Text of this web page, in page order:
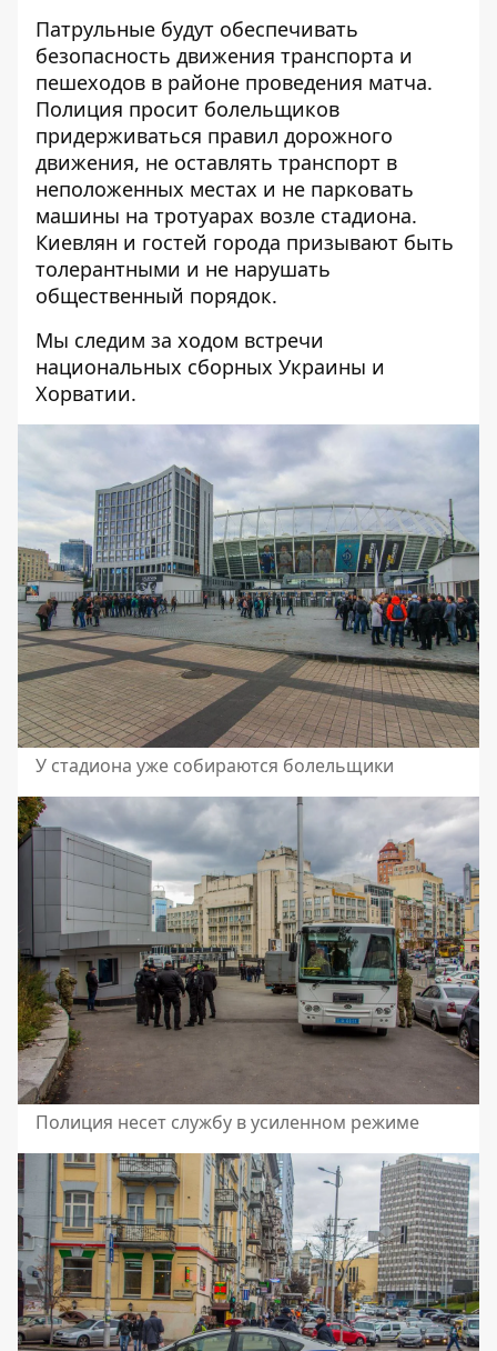
Патрульные будут обеспечивать
безопасность движения транспорта и
пешеходов в районе проведения матча.
Полиция просит болельщиков
придерживаться правил дорожного
движения, не оставлять транспорт в
неположенных местах и не парковать
машины на тротуарах возле стадиона.
Киевлян и гостей города призывают быть
толерантными и не нарушать
общественный порядок.
Мы следим за ходом встречи
национальных сборных Украины и
Хорватии.
У стадиона уже собираются болельщики
Полиция несет службу в усиленном режиме